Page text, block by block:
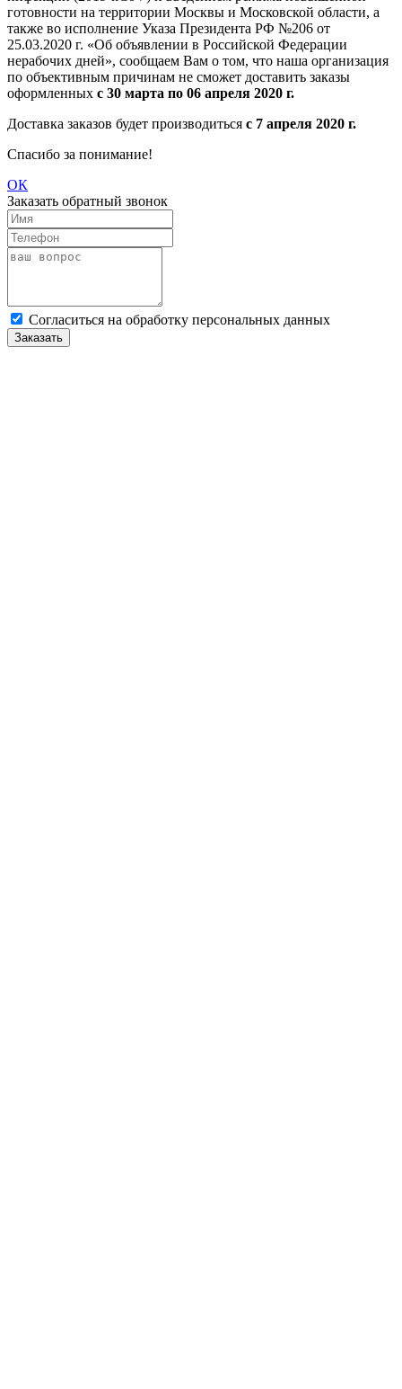
готовности на территории Москвы и Московской области, а
также во исполнение Указа Президента РФ №206 от
25.03.2020 г. «Об объявлении в Российской Федерации
нерабочих дней», сообщаем Вам о том, что наша организация
по объективным причинам не сможет доставить заказы
оформленных с 30 марта по 06 апреля 2020 г.
Доставка заказов будет производиться с 7 апреля 2020 г.
Спасибо за понимание!
ОК
Заказать обратный звонок
Cогласиться на обработку персональных данных
Заказать